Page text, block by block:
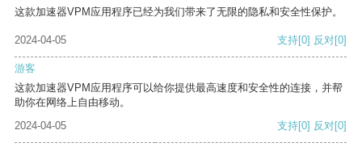
这款加速器VPM应用程序已经为我们带来了无限的隐私和安全性保护。
2024-04-05 支持[0] 反对[0]
游客
这款加速器VPM应用程序可以给你提供最高速度和安全性的连接，并帮
助你在网络上自由移动。
2024-04-05
支持[0] 反对[0]